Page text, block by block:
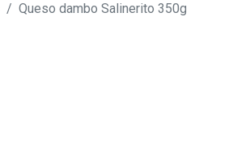
Queso dambo Salinerito 350g